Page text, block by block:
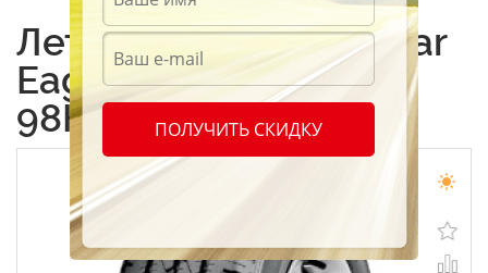
Летние шины Goodyear
Eagle LS 2 215/65 R16
98H
ПОЛУЧИТЬ СКИДКУ